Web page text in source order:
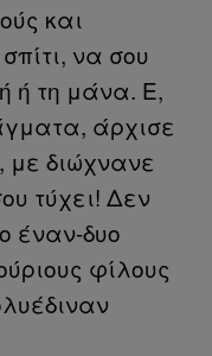
και
να σου
ή τη μάνα. Ε,
άρχισε
με διώχνανε
τύχει! Δεν
έναν-δυο
φίλους